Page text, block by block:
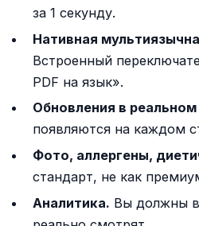
за 1 секунду.
Нативная
Встроенный
PDF на язык».
Обновления в
появляются на каждом
Фото, аллергены,
стандарт, не как
Аналитика. Вы должны